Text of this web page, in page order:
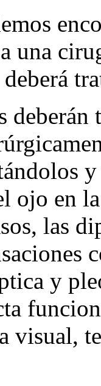
una
ojo en
las
y
visual,